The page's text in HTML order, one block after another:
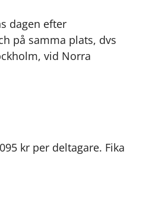
dagen efter
på samma plats, dvs
vid Norra
kr per deltagare. Fika